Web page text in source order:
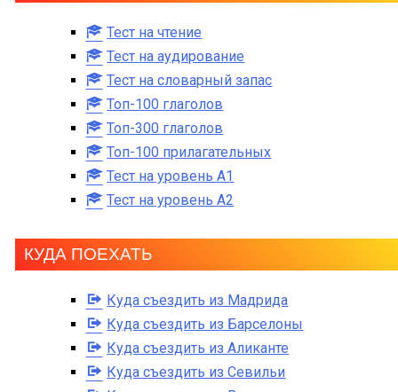
Тест на чтение
Тест на аудирование
Тест на словарный запас
Топ-100 глаголов
Топ-300 глаголов
Топ-100 прилагательных
Тест на уровень A1
Тест на уровень A2
КУДА ПОЕХАТЬ
Куда съездить из Мадрида
Куда съездить из Барселоны
Куда съездить из Аликанте
Куда съездить из Севильи